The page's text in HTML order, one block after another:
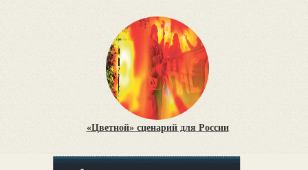
«Цветной» сценарий для России